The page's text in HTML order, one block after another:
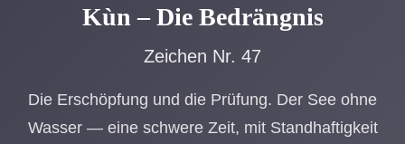
Kùn – Die Bedrängnis
Zeichen Nr. 47
Die Erschöpfung und die Prüfung. Der See ohne
Wasser — eine schwere Zeit, mit Standhaftigkeit